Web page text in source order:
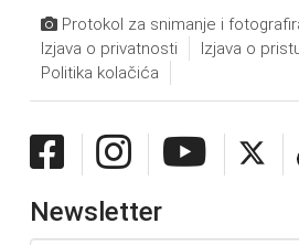
Protokol za snimanje i
Izjava o privatnosti
Izjava o
Politika kolačića
Newsletter